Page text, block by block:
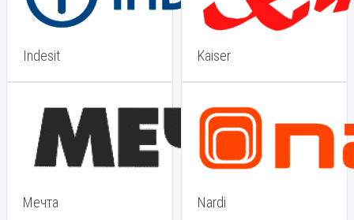
Indesit Kaiser
Мечта Nardi